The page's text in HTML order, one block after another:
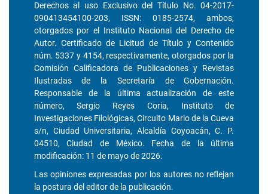
Derechos al uso Exclusivo del Título No. 04-2017-
090413454100-203, ISSN: 0185-2574, ambos,
otorgados por el Instituto Nacional del Derecho de
Autor. Certificado de Licitud de Título y Contenido
núm. 5337 y 4154, respectivamente, otorgados por la
Comisión Calificadora de Publicaciones y Revistas
Ilustradas de la Secretaría de Gobernación.
Responsable de la última actualización de este
número, Sergio Reyes Coria, Instituto de
Investigaciones Filológicas, Circuito Mario de la Cueva
s/n, Ciudad Universitaria, Alcaldía Coyoacán, C. P.
04510, Ciudad de México. Fecha de la última
modificación: 11 de mayo de 2026.
Las opiniones expresadas por los autores no reflejan
la postura del editor de la publicación.